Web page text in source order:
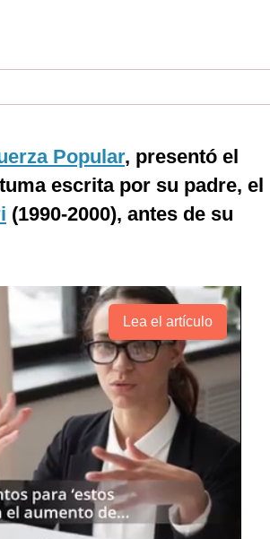
Popular, presentó el
escrita por su padre, el
(1990-2000), antes de su
Lea el artículo